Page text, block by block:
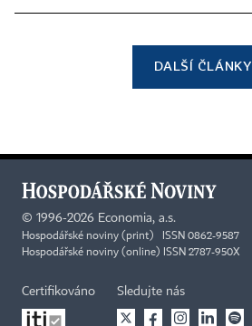
DALŠÍ ČLÁNKY
© 1996-2026 Economia, a.s.
Hospodářské noviny (print) ISSN 0862-9587
Hospodářské noviny (online) ISSN 2787-950X
Certifikováno Sledujte nás